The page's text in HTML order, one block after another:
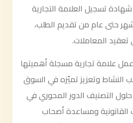
تسجيل العلامة التجارية
حتى عام من تقديم الطلب،
المعاملات.
عمل علامة تجارية مسجلة أهميتها
وتعزيز تميّزه في السوق
التصنيف الدور المحوري في
القانونية ومساعدة أصحاب